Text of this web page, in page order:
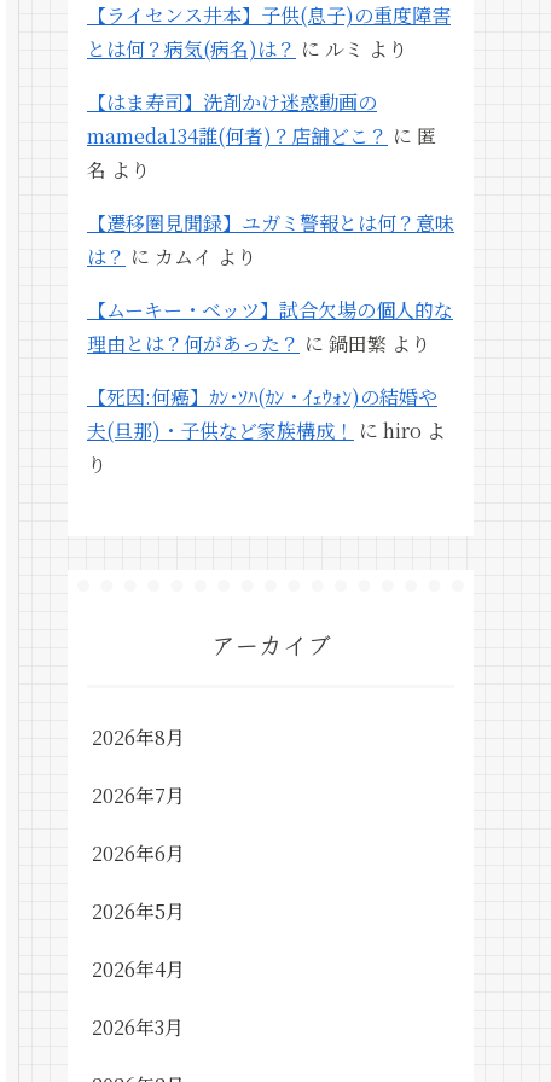
【ライセンス井本】子供(息子)の重度障害
とは何？病気(病名)は？ に ルミ より
【はま寿司】洗剤かけ迷惑動画の
mameda134誰(何者)？店舗どこ？ に 匿
名 より
【遷移圏見聞録】ユガミ警報とは何？意味
は？ に カムイ より
【ムーキー・ベッツ】試合欠場の個人的な
理由とは？何があった？ に 鍋田繁 より
【死因:何癌】ｶﾝ･ｿﾊ(ｶﾝ・ｲｪｳｫﾝ)の結婚や
夫(旦那)・子供など家族構成！ に hiro よ
り
アーカイブ
2026年8月
2026年7月
2026年6月
2026年5月
2026年4月
2026年3月